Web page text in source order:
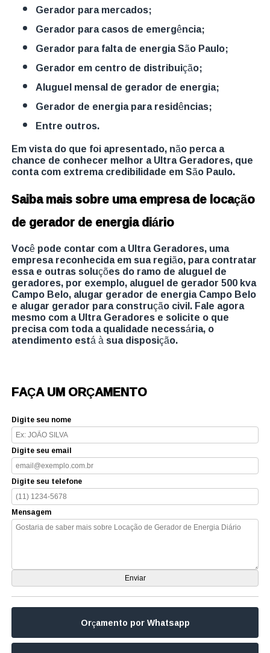
gerador para mercados;
gerador para casos de emergência;
gerador para falta de energia São Paulo;
gerador em centro de distribuição;
aluguel mensal de gerador de energia;
gerador de energia para residências;
entre outros.
Em vista do que foi apresentado, não perca a
chance de conhecer melhor a Ultra Geradores, que
conta com extrema credibilidade em São Paulo.
Saiba mais sobre uma empresa de locação
de gerador de energia diário
Você pode contar com a Ultra Geradores, uma
empresa reconhecida em sua região, para contratar
essa e outras soluções do ramo de aluguel de
geradores, por exemplo, aluguel de gerador 500 kva
Campo Belo, alugar gerador de energia Campo Belo
e alugar gerador para construção civil. Fale agora
mesmo com a Ultra Geradores e solicite o que
precisa com toda a qualidade necessária, o
atendimento está à sua disposição.
FAÇA UM ORÇAMENTO
Digite seu nome
Digite seu email
Digite seu telefone
Mensagem
Orçamento por Whatsapp